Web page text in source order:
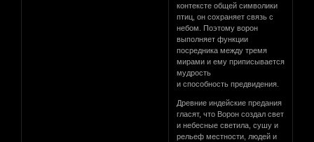
контексте общей символики
птиц, он сохраняет связь с
небом. Поэтому ворон
выполняет функции
посредника между тремя
мирами и ему приписывается
мудрость
и способность предвидения.
Древние индейские предания
гласят, что Ворон создал свет
и небесные светила, сушу и
рельеф местности, людей и